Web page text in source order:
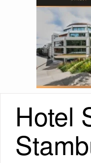
Hotel